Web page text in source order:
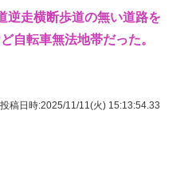
逆走横断歩道の無い道路を
自転車無法地帯だった。
投稿日時:2025/11/11(火) 15:13:54.33